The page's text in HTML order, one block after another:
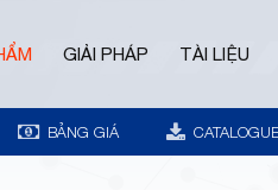
GIẢI PHÁP TÀI LIỆU
BẢNG GIÁ